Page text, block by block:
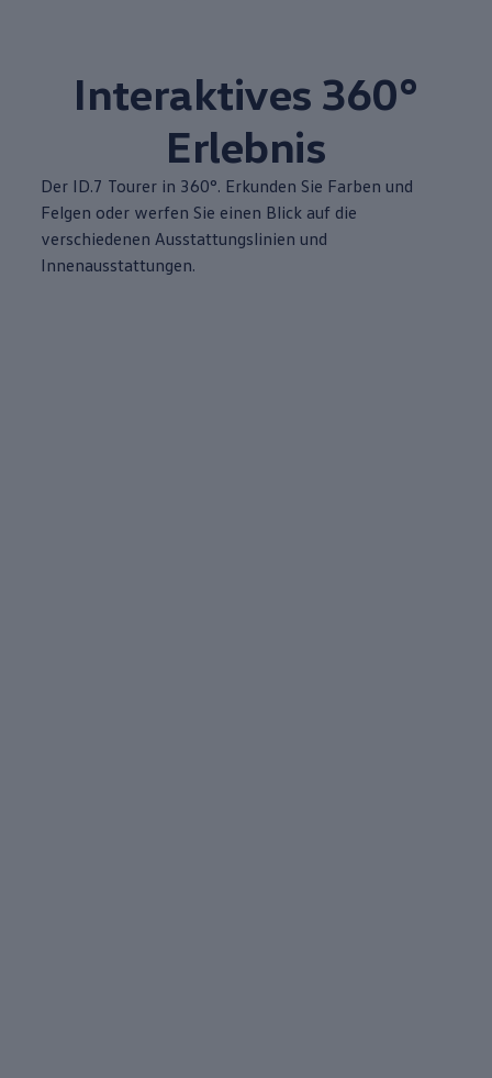
Interaktives 360°
Erlebnis
Der ID.7 Tourer in 360°. Erkunden Sie Farben und
Felgen oder werfen Sie einen Blick auf die
verschiedenen Ausstattungslinien und
Innenausstattungen.